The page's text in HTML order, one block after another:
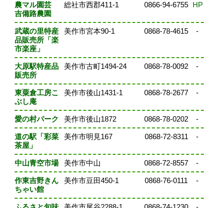
農マル園芸
吉備路農園
総社市西郡411-1 0866-94-6755 HP
武蔵の里特産
品販売所「楽
市楽座」
美作市宮本90-1 0868-78-4615 -
大原駅特産品
販売所
美作市古町1494-24 0868-78-0092 -
東粟倉工房こ
ぶし庵
美作市後山1431-1 0868-78-2677 -
愛の村パーク 美作市後山1872 0868-78-0202 -
道の駅「彩菜
茶屋」
美作市明見167 0868-72-8311 -
中山青空市場 美作市中山 0868-72-8557 -
作東吉野きん
ちゃい館
美作市豆田450-1 0868-76-0111 -